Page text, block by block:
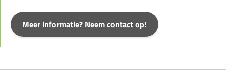
Meer informatie? Neem contact op!